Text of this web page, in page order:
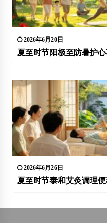
2026年6月20日
夏至时节阳极至防暑护
2026年6月26日
夏至时节泰和艾灸调理